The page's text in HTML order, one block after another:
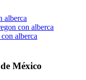
alberca
con alberca
alberca
México